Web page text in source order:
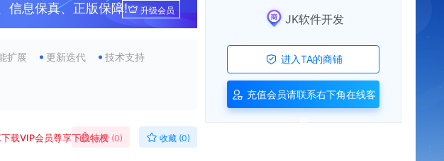
信息保真、正版保障! 升级会员
扩展 更新迭代 技术支持
载VIP会员尊享下载特权
点赞 (0) 收藏 (0)
JK软件开发
进入TA的商铺
充值会员请联系右下角在线客